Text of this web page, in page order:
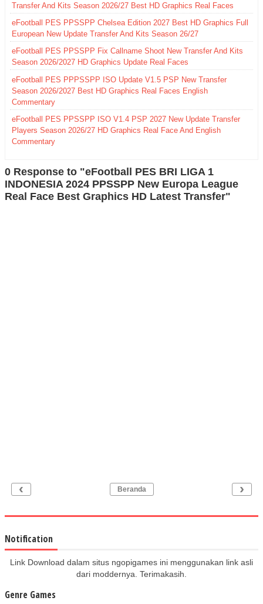
Transfer And Kits Season 2026/27 Best HD Graphics Real Faces
eFootball PES PPSSPP Chelsea Edition 2027 Best HD Graphics Full
European New Update Transfer And Kits Season 26/27
eFootball PES PPSSPP Fix Callname Shoot New Transfer And Kits
Season 2026/2027 HD Graphics Update Real Faces
eFootball PES PPPSSPP ISO Update V1.5 PSP New Transfer
Season 2026/2027 Best HD Graphics Real Faces English
Commentary
eFootball PES PPSSPP ISO V1.4 PSP 2027 New Update Transfer
Players Season 2026/27 HD Graphics Real Face And English
Commentary
0 Response to "eFootball PES BRI LIGA 1
INDONESIA 2024 PPSSPP New Europa League
Real Face Best Graphics HD Latest Transfer"
‹ ›
Beranda
Notification
Link Download dalam situs ngopigames ini menggunakan link asli
dari moddernya. Terimakasih.
Genre Games